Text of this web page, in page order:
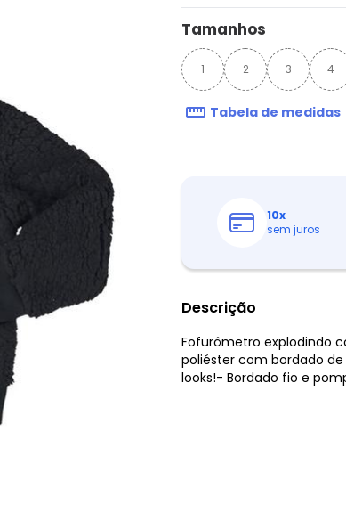
Tamanhos
1 2 3 4
Tabela de medidas
10x
sem juros
Descrição
Fofurômetro explodindo
poliéster com bordado
looks!- Bordado fio e